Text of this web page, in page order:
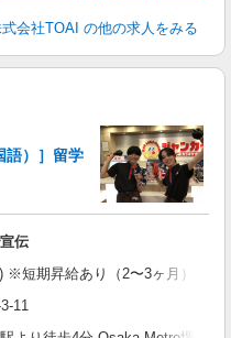
会社TOAI の他の求人をみる
語）］留学
伝
※短期昇給あり（2〜3ヶ月）
11